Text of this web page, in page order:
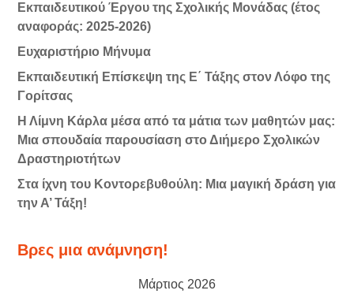
Εκπαιδευτικού Έργου της Σχολικής Μονάδας (έτος
αναφοράς: 2025-2026)
Ευχαριστήριο Μήνυμα
Εκπαιδευτική Επίσκεψη της Ε΄ Τάξης στον Λόφο της
Γορίτσας
Η Λίμνη Κάρλα μέσα από τα μάτια των μαθητών μας:
Μια σπουδαία παρουσίαση στο Διήμερο Σχολικών
Δραστηριοτήτων
Στα ίχνη του Κοντορεβυθούλη: Μια μαγική δράση για
την Α’ Τάξη!
Βρες μια ανάμνηση!
Μάρτιος 2026